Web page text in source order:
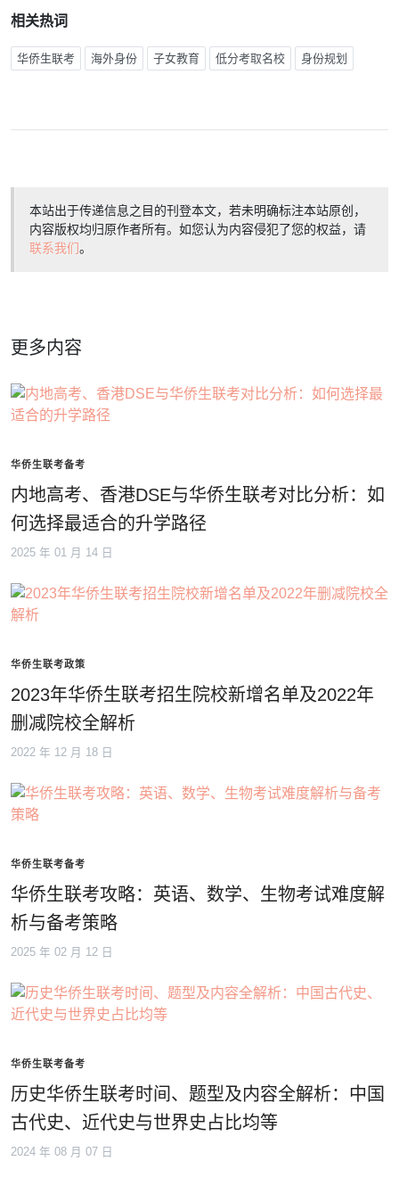
相关热词
华侨生联考 海外身份 子女教育 低分考取名校 身份规划
本站出于传递信息之目的刊登本文，若未明确标注本站原创，
内容版权均归原作者所有。如您认为内容侵犯了您的权益，请
联系我们。
更多内容
华侨生联考备考
内地高考、香港DSE与华侨生联考对比分析：如
何选择最适合的升学路径
2025 年 01 月 14 日
华侨生联考政策
2023年华侨生联考招生院校新增名单及2022年
删减院校全解析
2022 年 12 月 18 日
华侨生联考备考
华侨生联考攻略：英语、数学、生物考试难度解
析与备考策略
2025 年 02 月 12 日
华侨生联考备考
历史华侨生联考时间、题型及内容全解析：中国
古代史、近代史与世界史占比均等
2024 年 08 月 07 日